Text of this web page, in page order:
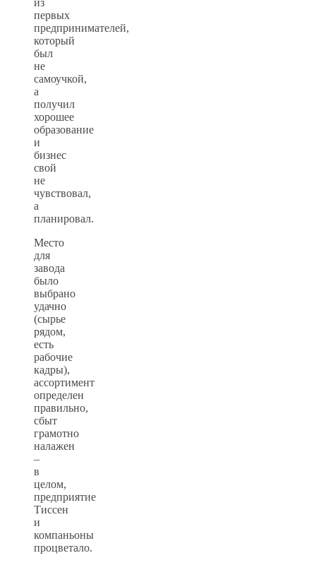
из
первых
предпринимателей,
который
был
не
самоучкой,
а
получил
хорошее
образование
и
бизнес
свой
не
чувствовал,
а
планировал.
Место
для
завода
было
выбрано
удачно
(сырье
рядом,
есть
рабочие
кадры),
ассортимент
определен
правильно,
сбыт
грамотно
налажен
–
в
целом,
предприятие
Тиссен
и
компаньоны
процветало.